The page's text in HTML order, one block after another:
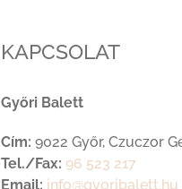
KAPCSOLAT
Győri Balett
Cím: 9022 Győr, Czuczor
Tel./Fax: 96 523 217
Email: info@gyoribalett.hu